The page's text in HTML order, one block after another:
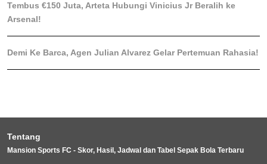
Tembus €150 Juta, Arteta Hubungi Vinicius Jr Beralih ke
Arsenal!
Demi Ke Barca, Agen Julian Alvarez Gelar Pertemuan Rahasia!
Tentang
Mansion Sports FC - Skor, Hasil, Jadwal dan Tabel Sepak Bola Terbaru